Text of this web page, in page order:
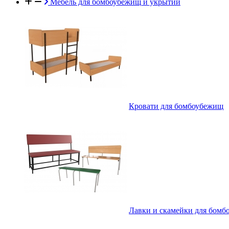
Мебель для бомбоубежищ и укрытий
Кровати для бомбоубежищ
Лавки и скамейки для